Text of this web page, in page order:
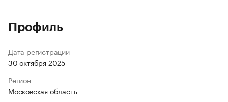
Профиль
Дата регистрации
30 октября 2025
Регион
Московская область